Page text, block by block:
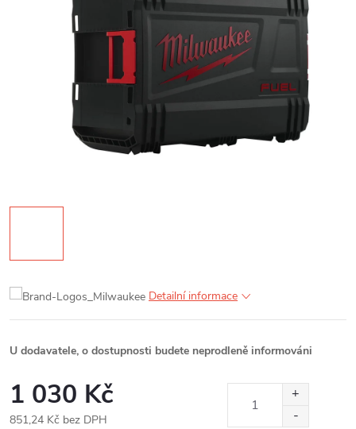
Detailní informace
U dodavatele, o dostupnosti budete neprodleně informováni
1 030 Kč
851,24 Kč bez DPH